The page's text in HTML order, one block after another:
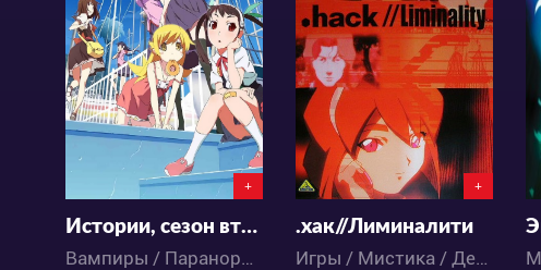
6283
4 6
+
Истории, сезон второй
Вампиры / Паранормальное / Детектив / Комедия / Романтика / Аниме
3831
0
+
.хак//Лиминалити
Игры / Мистика / Детектив / Фантастика / Аниме